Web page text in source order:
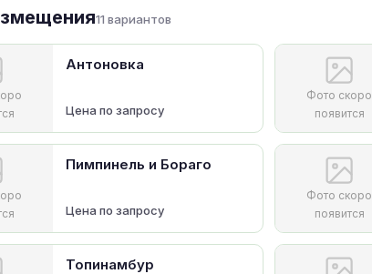
11 вариантов
Антоновка
Цена по запросу
Фото скоро
появится
Пимпинель и Бораго
Цена по запросу
Фото скоро
появится
Топинамбур